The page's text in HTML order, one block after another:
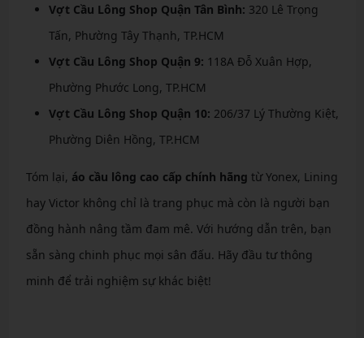
Vợt Cầu Lông Shop Quận Tân Bình: 320 Lê Trọng
Tấn, Phường Tây Thạnh, TP.HCM
Vợt Cầu Lông Shop Quận 9: 118A Đỗ Xuân Hợp,
Phường Phước Long, TP.HCM
Vợt Cầu Lông Shop Quận 10: 206/37 Lý Thường Kiệt,
Phường Diên Hồng, TP.HCM
Tóm lại, áo cầu lông cao cấp chính hãng từ Yonex, Lining
hay Victor không chỉ là trang phục mà còn là người bạn
đồng hành nâng tầm đam mê. Với hướng dẫn trên, bạn
sẵn sàng chinh phục mọi sân đấu. Hãy đầu tư thông
minh để trải nghiệm sự khác biệt!